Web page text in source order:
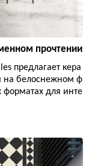
прочтении
предлагает кера
на белоснежном ф
форматах для инте